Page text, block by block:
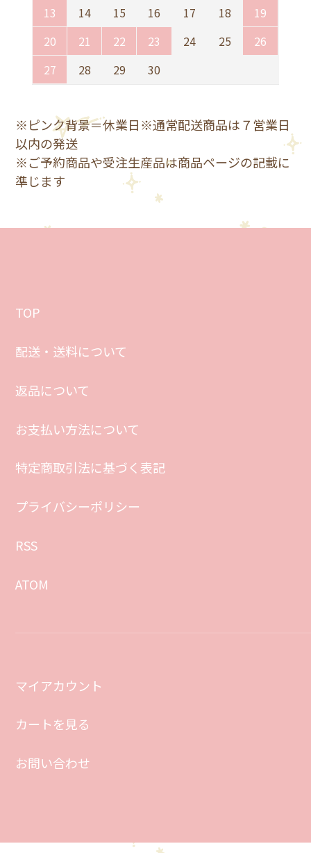
13
14 15 16 17 18
19
20
21 22 23 24 25
26
27
28 29 30
※ピンク背景＝休業日※通常配送商品は７営業日
以内の発送
※ご予約商品や受注生産品は商品ページの記載に
準じます
TOP
配送・送料について
返品について
お支払い方法について
特定商取引法に基づく表記
プライバシーポリシー
RSS
ATOM
マイアカウント
カートを見る
お問い合わせ